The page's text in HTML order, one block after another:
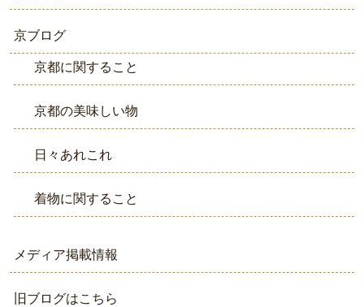
京ブログ
京都に関すること
京都の美味しい物
日々あれこれ
着物に関すること
メディア掲載情報
旧ブログはこちら